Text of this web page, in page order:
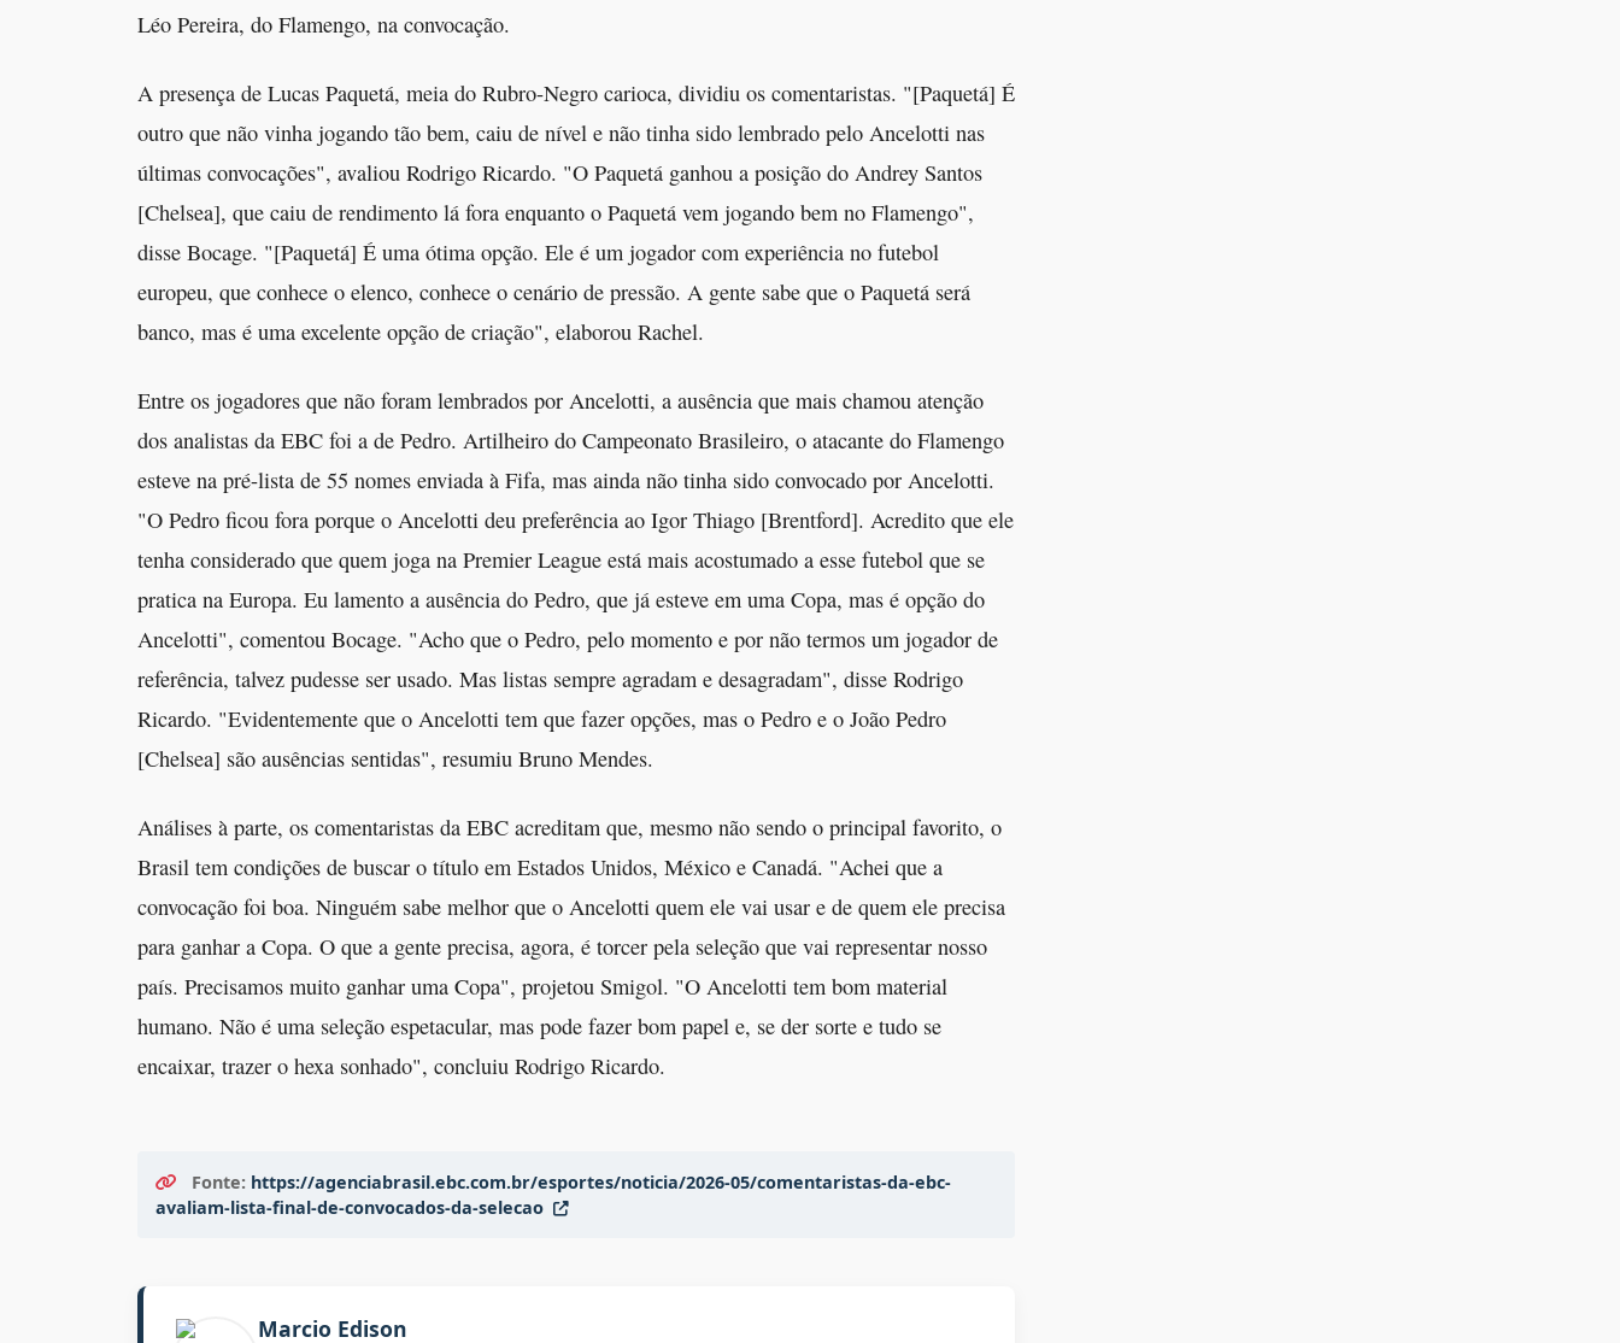
Léo Pereira, do Flamengo, na convocação.
A presença de Lucas Paquetá, meia do Rubro-Negro carioca, dividiu os comentaristas. "[Paquetá] É
outro que não vinha jogando tão bem, caiu de nível e não tinha sido lembrado pelo Ancelotti nas
últimas convocações", avaliou Rodrigo Ricardo. "O Paquetá ganhou a posição do Andrey Santos
[Chelsea], que caiu de rendimento lá fora enquanto o Paquetá vem jogando bem no Flamengo",
disse Bocage. "[Paquetá] É uma ótima opção. Ele é um jogador com experiência no futebol
europeu, que conhece o elenco, conhece o cenário de pressão. A gente sabe que o Paquetá será
banco, mas é uma excelente opção de criação", elaborou Rachel.
Entre os jogadores que não foram lembrados por Ancelotti, a ausência que mais chamou atenção
dos analistas da EBC foi a de Pedro. Artilheiro do Campeonato Brasileiro, o atacante do Flamengo
esteve na pré-lista de 55 nomes enviada à Fifa, mas ainda não tinha sido convocado por Ancelotti.
"O Pedro ficou fora porque o Ancelotti deu preferência ao Igor Thiago [Brentford]. Acredito que ele
tenha considerado que quem joga na Premier League está mais acostumado a esse futebol que se
pratica na Europa. Eu lamento a ausência do Pedro, que já esteve em uma Copa, mas é opção do
Ancelotti", comentou Bocage. "Acho que o Pedro, pelo momento e por não termos um jogador de
referência, talvez pudesse ser usado. Mas listas sempre agradam e desagradam", disse Rodrigo
Ricardo. "Evidentemente que o Ancelotti tem que fazer opções, mas o Pedro e o João Pedro
[Chelsea] são ausências sentidas", resumiu Bruno Mendes.
Análises à parte, os comentaristas da EBC acreditam que, mesmo não sendo o principal favorito, o
Brasil tem condições de buscar o título em Estados Unidos, México e Canadá. "Achei que a
convocação foi boa. Ninguém sabe melhor que o Ancelotti quem ele vai usar e de quem ele precisa
para ganhar a Copa. O que a gente precisa, agora, é torcer pela seleção que vai representar nosso
país. Precisamos muito ganhar uma Copa", projetou Smigol. "O Ancelotti tem bom material
humano. Não é uma seleção espetacular, mas pode fazer bom papel e, se der sorte e tudo se
encaixar, trazer o hexa sonhado", concluiu Rodrigo Ricardo.
Fonte: https://agenciabrasil.ebc.com.br/esportes/noticia/2026-05/comentaristas-da-ebc-
avaliam-lista-final-de-convocados-da-selecao
Marcio Edison